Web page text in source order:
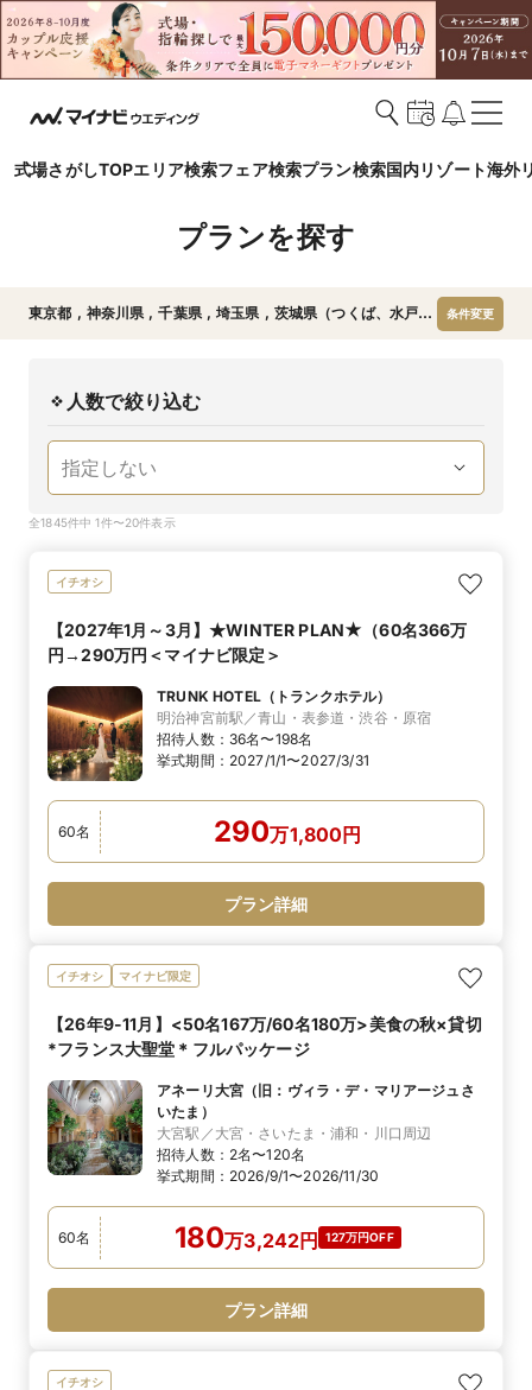
式場さがしTOPエリア検索フェア検索プラン検索国内リゾート海外
プランを探す
東京都 , 神奈川県 , 千葉県 , 埼玉県 , 茨城県（つくば、水戸、
条件変更
人数で絞り込む
全1845件中 1件〜20件表示
イチオシ
【2027年1月～3月】★WINTER PLAN★（60名366万
円→290万円＜マイナビ限定＞
TRUNK HOTEL（トランクホテル）
明治神宮前駅／青山・表参道・渋谷・原宿
招待人数： 36名〜198名
挙式期間： 2027/1/1〜2027/3/31
60名 290万1,800円
プラン詳細
イチオシ マイナビ限定
【26年9-11月】<50名167万/60名180万>美食の秋×貸切
*フランス大聖堂＊フルパッケージ
アネーリ大宮（旧：ヴィラ・デ・マリアージュさ
いたま）
大宮駅／大宮・さいたま・浦和・川口周辺
招待人数： 2名〜120名
挙式期間： 2026/9/1〜2026/11/30
60名 180万3,242円 127万円OFF
プラン詳細
イチオシ